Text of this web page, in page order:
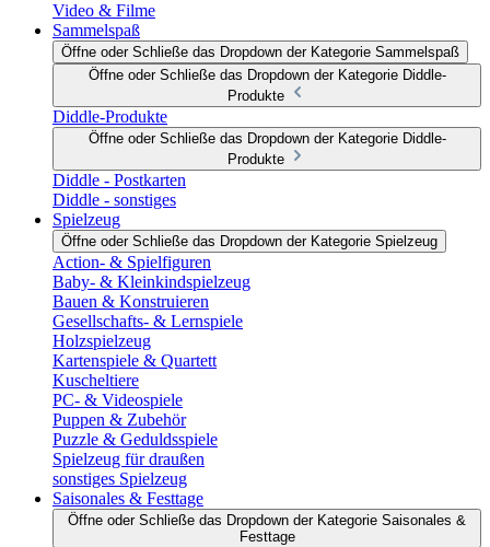
Video & Filme
Sammelspaß
Öffne oder Schließe das Dropdown der Kategorie Sammelspaß
Öffne oder Schließe das Dropdown der Kategorie Diddle-
Produkte
Diddle-Produkte
Öffne oder Schließe das Dropdown der Kategorie Diddle-
Produkte
Diddle - Postkarten
Diddle - sonstiges
Spielzeug
Öffne oder Schließe das Dropdown der Kategorie Spielzeug
Action- & Spielfiguren
Baby- & Kleinkindspielzeug
Bauen & Konstruieren
Gesellschafts- & Lernspiele
Holzspielzeug
Kartenspiele & Quartett
Kuscheltiere
PC- & Videospiele
Puppen & Zubehör
Puzzle & Geduldsspiele
Spielzeug für draußen
sonstiges Spielzeug
Saisonales & Festtage
Öffne oder Schließe das Dropdown der Kategorie Saisonales &
Festtage